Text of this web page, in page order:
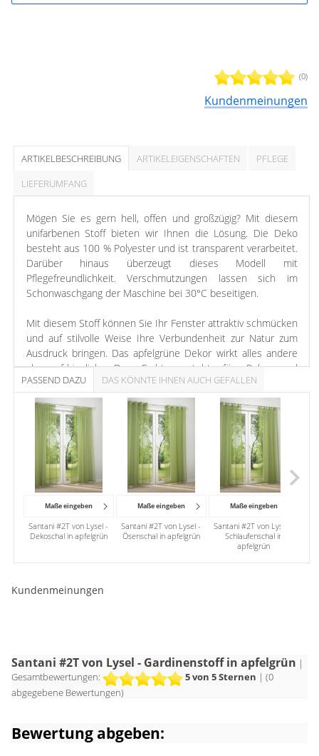
(0)
Kundenmeinungen
ARTIKELBESCHREIBUNG ARTIKELEIGENSCHAFTEN
PFLEGE
LIEFERUMFANG
Mögen Sie es gern hell, offen und großzügig? Mit diesem
unifarbenen Stoff bieten wir Ihnen die Lösung. Die Deko
besteht aus 100 % Polyester und ist transparent verarbeitet.
Darüber hinaus überzeugt dieses Modell mit
Pflegefreundlichkeit. Verschmutzungen lassen sich im
Schonwaschgang der Maschine bei 30°C beseitigen.
Mit diesem Stoff können Sie Ihr Fenster attraktiv schmücken
und auf stilvolle Weise Ihre Verbundenheit zur Natur zum
Ausdruck bringen. Das apfelgrüne Dekor wirkt alles andere
als aufdringlich. Der Farbton steht für Ruhe und
Ausgeglichenheit. Im Schlaf- und Kinderzimmer kommt die
regenerierende Wirkung besonders gut zur Geltung.
PASSEND DAZU DAS KÖNNTE IHNEN AUCH GEFALLEN
Maße eingeben
Santani #2T von Lysel -
Dekoschal in apfelgrün
Maße eingeben
Santani #2T von Lysel -
Ösenschal in apfelgrün
Maße eingeben
Santani #2T von Lysel -
Schlaufenschal in
apfelgrün
Kundenmeinungen
Santani #2T von Lysel - Gardinenstoff in apfelgrün |
Gesamtbewertungen:
5von 5 Sternen | (0
abgegebene Bewertungen)
Bewertung abgeben: